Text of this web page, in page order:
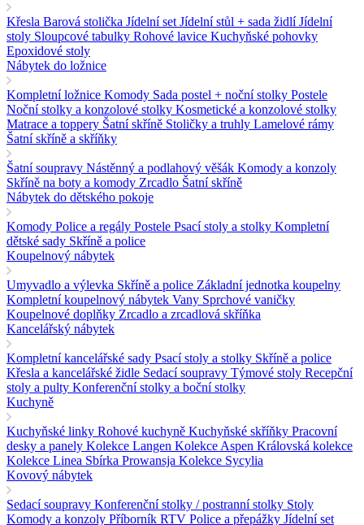
Křesla Barová stolička Jídelní set Jídelní stůl + sada židlíJídelní
stoly Sloupcové tabulky Rohové lavice Kuchyňské pohovky
Epoxidové stoly
Nábytek do ložnice
Kompletní ložnice Komody Sada postel + noční stolky Postele
Noční stolky a konzolové stolky Kosmetické a konzolové stolky
Matrace a toppery Šatní skříně Stoličky a truhly Lamelové rámy
Šatní skříně a skříňky
Šatní soupravy Nástěnný a podlahový věšák Komody a konzoly
Skříně na boty a komody Zrcadlo Šatní skříně
Nábytek do dětského pokoje
Komody Police a regály Postele Psací stoly a stolky Kompletní
dětské sady Skříně a police
Koupelnový nábytek
Umyvadlo a výlevka Skříně a police Základní jednotka koupelny
Kompletní koupelnový nábytek Vany Sprchové vaničky
Koupelnové doplňky Zrcadlo a zrcadlová skříňka
Kancelářský nábytek
Kompletní kancelářské sady Psací stoly a stolky Skříně a police
Křesla a kancelářské židle Sedací soupravy Týmové stoly Recepční
stoly a pulty Konferenční stolky a boční stolky
Kuchyně
Kuchyňské linky Rohové kuchyně Kuchyňské skříňky Pracovní
desky a panely Kolekce Langen Kolekce Aspen Královská kolekce
Kolekce Linea Sbírka Prowansja Kolekce Sycylia
Kovový nábytek
Sedací soupravy Konferenční stolky / postranní stolky Stoly
Komody a konzoly Příborník RTV Police a přepážky Jídelní set